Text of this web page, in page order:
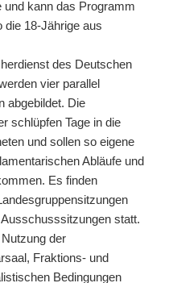
und kann das Programm
die 18-Jährige aus
des Deutschen
vier parallel
abgebildet. Die
schlüpfen Tage in die
und sollen so eigene
Abläufe und
Es finden
statt.
der
Fraktions- und
Bedingungen